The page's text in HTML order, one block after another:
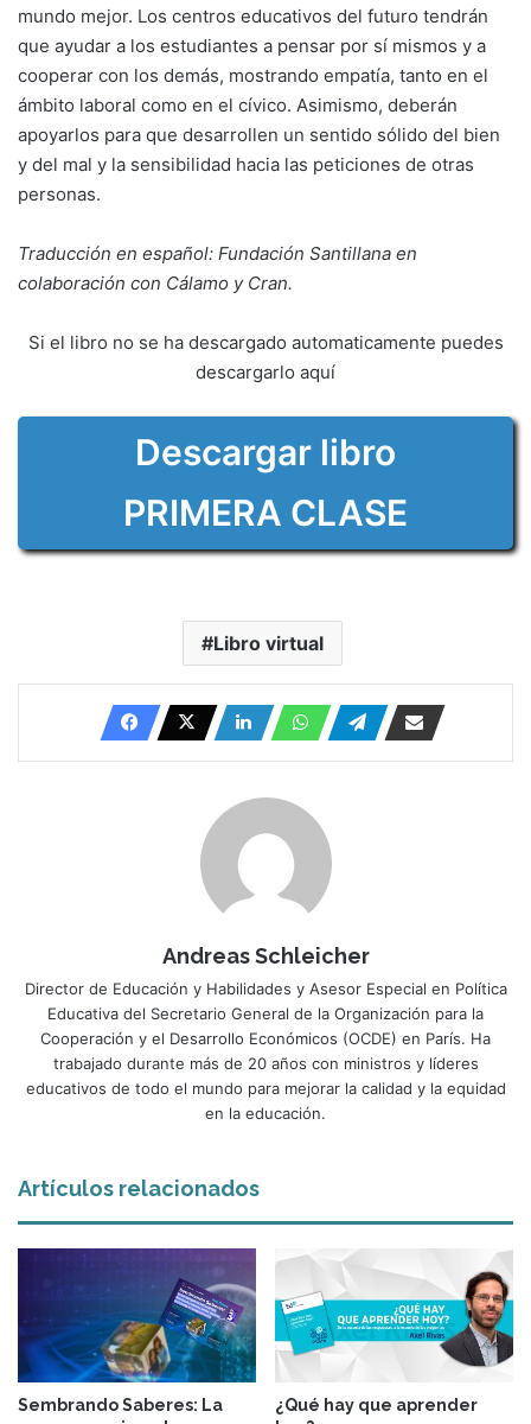
mundo mejor. Los centros educativos del futuro tendrán
que ayudar a los estudiantes a pensar por sí mismos y a
cooperar con los demás, mostrando empatía, tanto en el
ámbito laboral como en el cívico. Asimismo, deberán
apoyarlos para que desarrollen un sentido sólido del bien
y del mal y la sensibilidad hacia las peticiones de otras
personas.
Traducción en español: Fundación Santillana en
colaboración con Cálamo y Cran.
Si el libro no se ha descargado automaticamente puedes
descargarlo aquí
Descargar libro
PRIMERA CLASE
Libro virtual
Andreas Schleicher
Director de Educación y Habilidades y Asesor Especial en Política
Educativa del Secretario General de la Organización para la
Cooperación y el Desarrollo Económicos (OCDE) en París. Ha
trabajado durante más de 20 años con ministros y líderes
educativos de todo el mundo para mejorar la calidad y la equidad
en la educación.
Artículos relacionados
Sembrando Saberes: La
¿Qué hay que aprender